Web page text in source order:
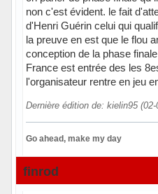
non c'est évident. le fait
d'Henri Guérin celui qui
la preuve en est que le flou
conception de la phase
France est entrée des les
l'organisateur rentre en jeu
Dernière édition de: kielin95
Go ahead, make my day
Hors ligne
finrod